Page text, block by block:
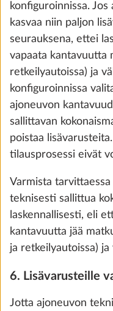
City-vesiliitäntä
Vesipumppu
konfiguroinnissa.
kasvaa niin paljon
seurauksena, ettei
vapaata kantavuutta
retkeilyautoissa) ja
konfiguroinnissa
ajoneuvon
sallittavan
poistaa
tilausprosessi eivät
Varmista
teknisesti sallittua
laskennallisesti, eli
kantavuutta jää
ja retkeilyautoissa)
6. Lisävarusteille
Jotta ajoneuvon